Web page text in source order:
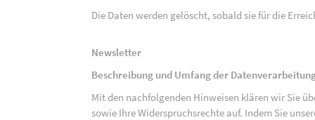
Die Daten werden gelöscht, sobald sie für die
Newsletter
Beschreibung und Umfang der
Mit den nachfolgenden Hinweisen klären wir Sie
sowie Ihre Widerspruchsrechte auf. Indem Sie